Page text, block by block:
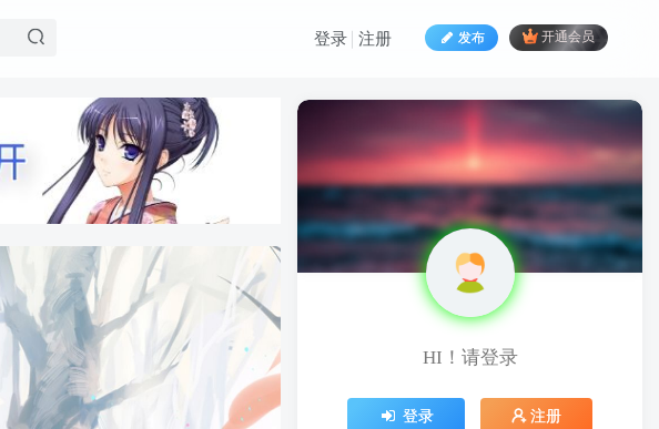
发布 开通会员
登录 注册
HI！请登录
登录 注册
HI！请登录
登录 注册